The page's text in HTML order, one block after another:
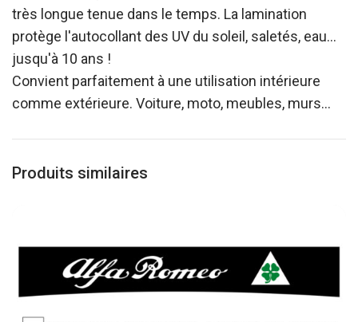
très longue tenue dans le temps. La lamination
protège l'autocollant des UV du soleil, saletés, eau…
jusqu'à 10 ans !
Convient parfaitement à une utilisation intérieure
comme extérieure. Voiture, moto, meubles, murs…
Produits similaires